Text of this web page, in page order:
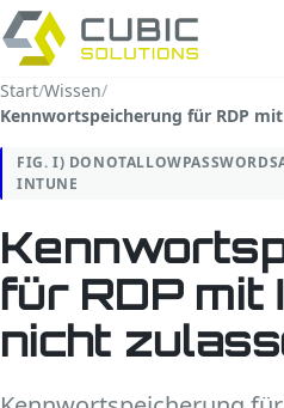
Leistungen
clarios
Wissen
Unternehmen
Trust Center
Start/Wissen/
Kennwortspeicherung für RDP
FIG. I)
INTUNE
für RDP mit
nicht